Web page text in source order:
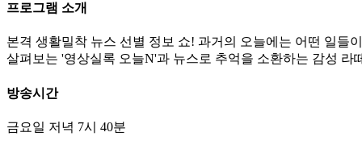
프로그램 소개
본격 생활밀착 뉴스 선별 정보 쇼! 과거의 오늘에는 어떤 일들
살펴보는 '영상실록 오늘N'과 뉴스로 추억을 소환하는 감성 라
방송시간
금요일 저녁 7시 40분